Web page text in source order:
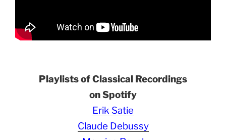
Playlists of Classical Recordings
on Spotify
Erik Satie
Claude Debussy